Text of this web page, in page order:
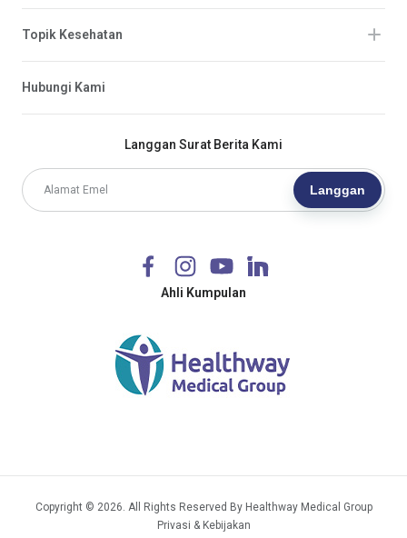
Langgan Surat Berita Kami
Langgan
Ahli Kumpulan
Topik Kesehatan
Hubungi Kami
Copyright © 2026. All Rights Reserved By Healthway Medical Group
Privasi & Kebijakan